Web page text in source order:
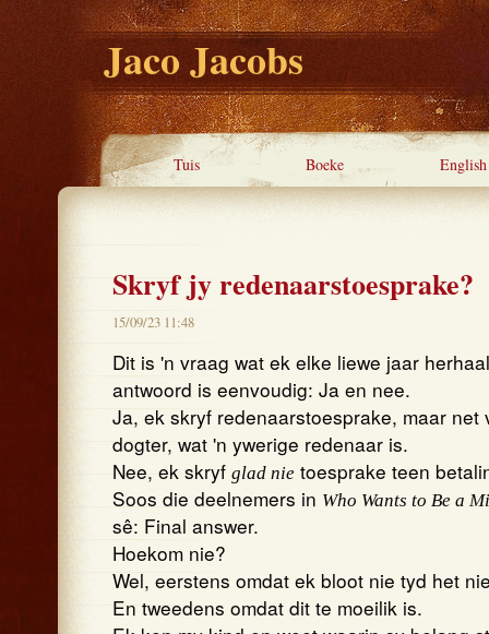
Jaco Jacobs
Tuis Boeke English
Skryf jy redenaarstoesprake?
15/09/23 11:48
Dit is 'n vraag wat ek elke liewe jaar
antwoord is eenvoudig: Ja en nee.
Ja, ek skryf redenaarstoesprake, maar net
dogter, wat 'n ywerige redenaar is.
Nee, ek skryf glad nie toesprake teen
Soos die deelnemers in Who Wants to Be a
sê: Final answer.
Hoekom nie?
Wel, eerstens omdat ek bloot nie tyd het
En tweedens omdat dit te moeilik is.